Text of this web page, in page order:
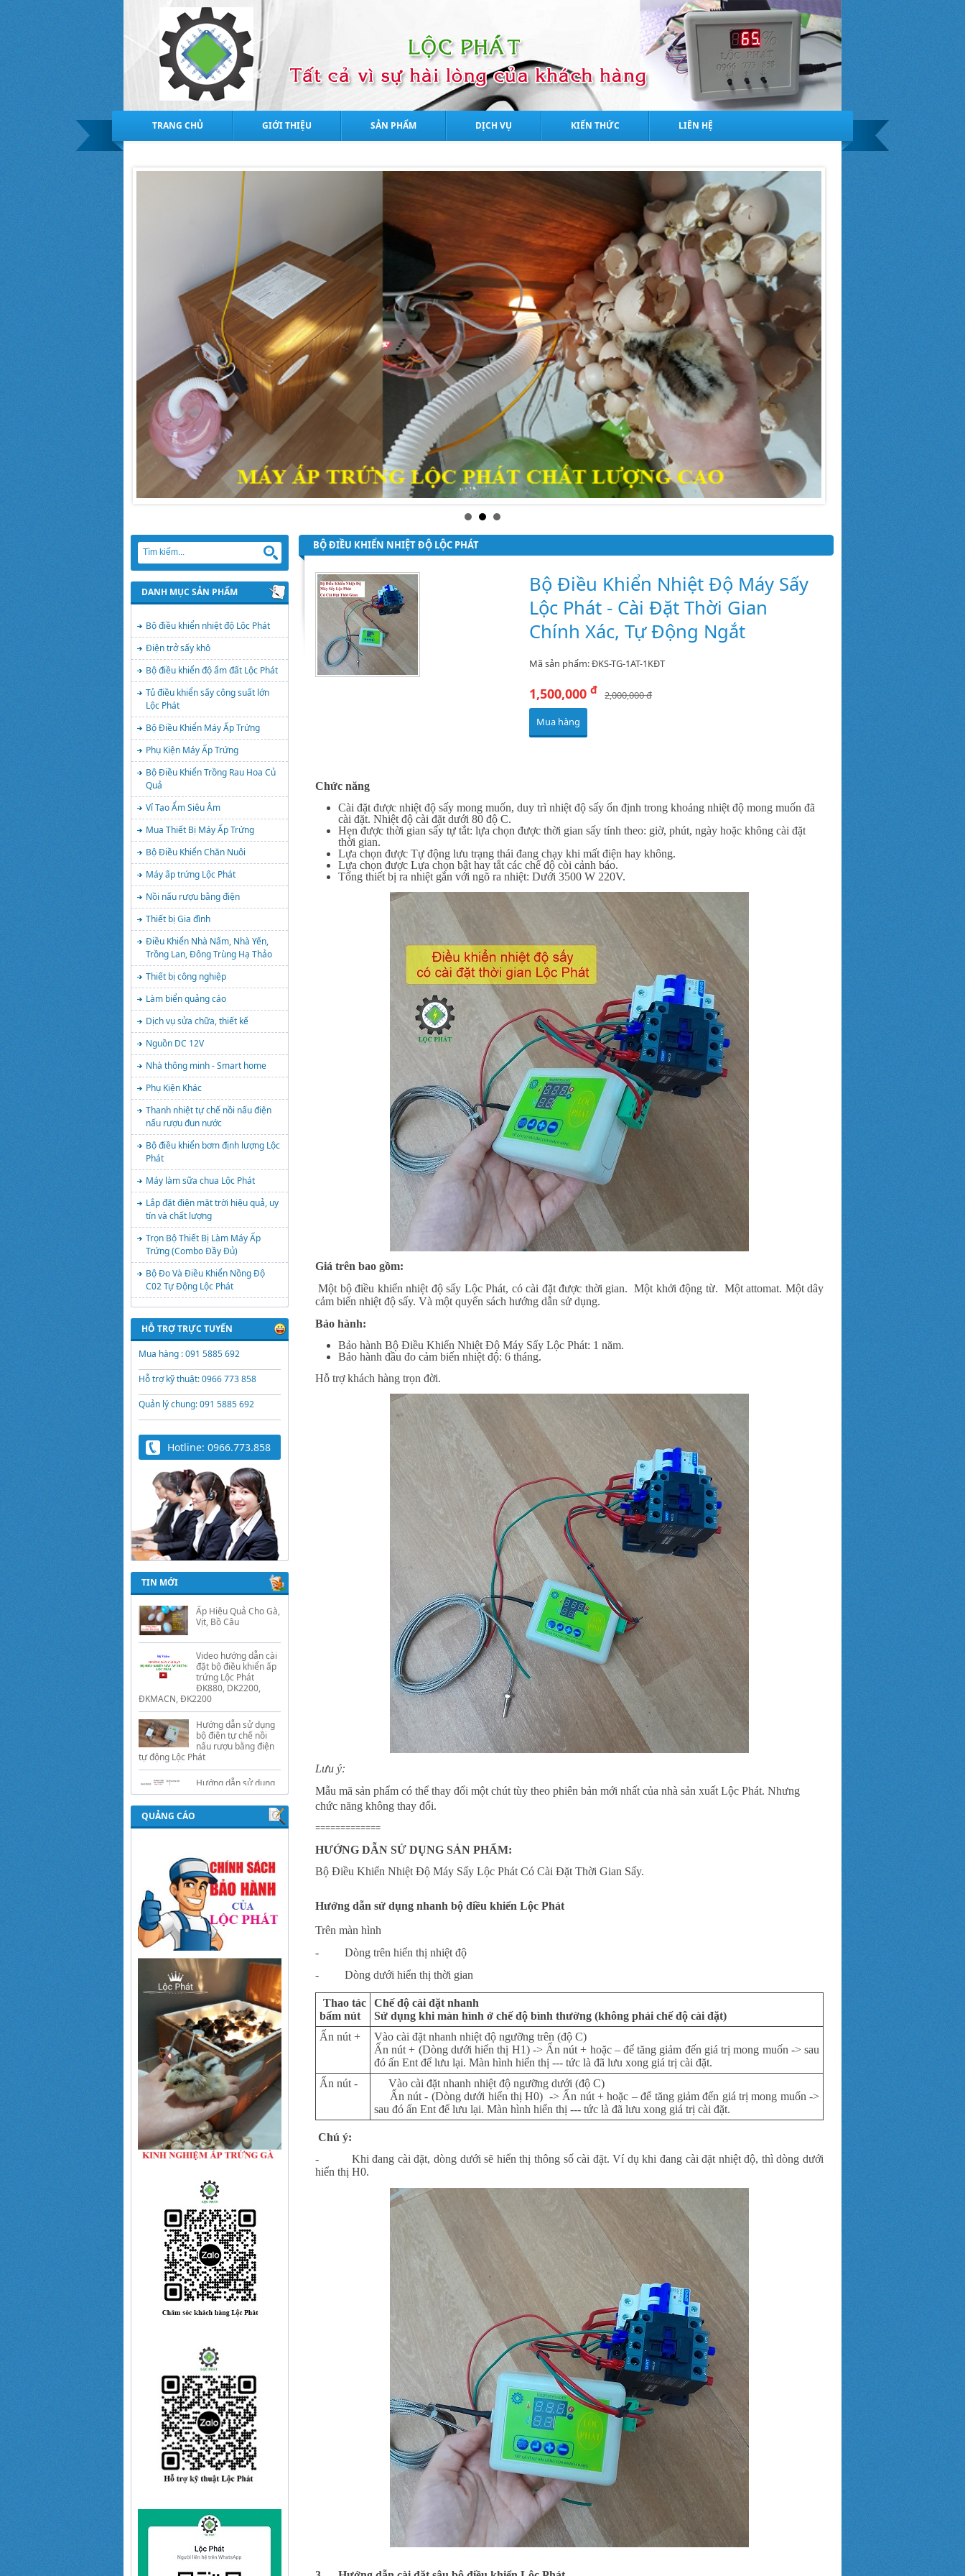
TRANG CHỦ GIỚI THIỆU SẢN PHẨM DỊCH VỤ KIẾN THỨC LIÊN HỆ
BỘ ĐIỀU KHIỂN NHIỆT ĐỘ LỘC PHÁT
Bộ Điều Khiển Nhiệt Độ Máy Sấy
Lộc Phát - Cài Đặt Thời Gian
Chính Xác, Tự Động Ngắt
Mã sản phẩm: ĐKS-TG-1AT-1KĐT
1,500,000đ 2,000,000 đ
Mua hàng
Chức năng
Cài đặt được nhiệt độ sấy mong muốn, duy trì nhiệt độ sấy ổn định trong khoảng nhiệt độ mong muốn đã
cài đặt. Nhiệt độ cài đặt dưới 80 độ C.
Hẹn được thời gian sấy tự tắt: lựa chọn được thời gian sấy tính theo: giờ, phút, ngày hoặc không cài đặt
thời gian.
Lựa chọn được Tự động lưu trạng thái đang chạy khi mất điện hay không.
Lựa chọn được Lựa chọn bật hay tắt các chế độ còi cảnh báo.
Tổng thiết bị ra nhiệt gắn với ngõ ra nhiệt: Dưới 3500 W 220V.
Giá trên bao gồm:
Một bộ điều khiển nhiệt độ sấy Lộc Phát, có cài đặt được thời gian. Một khởi động từ. Một attomat. Một dây
cảm biến nhiệt độ sấy. Và một quyển sách hướng dẫn sử dụng.
Bảo hành:
Bảo hành Bộ Điều Khiển Nhiệt Độ Máy Sấy Lộc Phát: 1 năm.
Bảo hành đầu đo cảm biến nhiệt độ: 6 tháng.
Hỗ trợ khách hàng trọn đời.
Lưu ý:
Mẫu mã sản phẩm có thể thay đổi một chút tùy theo phiên bản mới nhất của nhà sản xuất Lộc Phát. Nhưng
chức năng không thay đổi.
=============
HƯỚNG DẪN SỬ DỤNG SẢN PHẨM:
Bộ Điều Khiển Nhiệt Độ Máy Sấy Lộc Phát Có Cài Đặt Thời Gian Sấy.
Hướng dẫn sử dụng nhanh bộ điều khiển Lộc Phát
Trên màn hình
- Dòng trên hiển thị nhiệt độ
- Dòng dưới hiển thị thời gian
Thao tác
bấm nút
Chế độ cài đặt nhanh
Sử dụng khi màn hình ở chế độ bình thường (không phải chế độ cài đặt)
Ấn nút +
Vào cài đặt nhanh nhiệt độ ngưỡng trên (độ C)
Ấn nút + (Dòng dưới hiển thị H1) -> Ấn nút + hoặc – để tăng giảm đến giá trị mong muốn -> sau
đó ấn Ent để lưu lại. Màn hình hiển thị --- tức là đã lưu xong giá trị cài đặt.
Ấn nút -
Vào cài đặt nhanh nhiệt độ ngưỡng dưới (độ C)
Ấn nút - (Dòng dưới hiển thị H0) -> Ấn nút + hoặc – để tăng giảm đến giá trị mong muốn ->
sau đó ấn Ent để lưu lại. Màn hình hiển thị --- tức là đã lưu xong giá trị cài đặt.
Chú ý:
- Khi đang cài đặt, dòng dưới sẽ hiển thị thông số cài đặt. Ví dụ khi đang cài đặt nhiệt độ, thì dòng dưới
hiển thị H0.
DANH MỤC SẢN PHẨM
Bộ điều khiển nhiệt độ Lộc Phát
Điện trở sấy khô
Bộ điều khiển độ ẩm đất Lộc Phát
Tủ điều khiển sấy công suất lớn
Lộc Phát
Bộ Điều Khiển Máy Ấp Trứng
Phụ Kiện Máy Ấp Trứng
Bộ Điều Khiển Trồng Rau Hoa Củ
Quả
Vỉ Tạo Ẩm Siêu Âm
Mua Thiết Bị Máy Ấp Trứng
Bộ Điều Khiển Chăn Nuôi
Máy ấp trứng Lộc Phát
Nồi nấu rượu bằng điện
Thiết bị Gia đình
Điều Khiển Nhà Nấm, Nhà Yến,
Trồng Lan, Đông Trùng Hạ Thảo
Thiết bị công nghiệp
Làm biển quảng cáo
Dịch vụ sửa chữa, thiết kế
Nguồn DC 12V
Nhà thông minh - Smart home
Phụ Kiện Khác
Thanh nhiệt tự chế nồi nấu điện
nấu rượu đun nước
Bộ điều khiển bơm định lượng Lộc
Phát
Máy làm sữa chua Lộc Phát
Lắp đặt điện mặt trời hiệu quả, uy
tín và chất lượng
Trọn Bộ Thiết Bị Làm Máy Ấp
Trứng (Combo Đầy Đủ)
Bộ Đo Và Điều Khiển Nồng Độ
C02 Tự Động Lộc Phát
HỖ TRỢ TRỰC TUYẾN
Mua hàng : 091 5885 692
Hỗ trợ kỹ thuật: 0966 773 858
Quản lý chung: 091 5885 692
Hotline: 0966.773.858
TIN MỚI
Trứng Giả Lộc Phát
Có Nước - Giải Pháp
Ấp Hiệu Quả Cho Gà,
Vịt, Bồ Câu
Video hướng dẫn cài
đặt bộ điều khiển ấp
ĐK880, DK2200,
ĐKMACN, ĐK2200
Hướng dẫn sử dụng
bộ điện tự chế nồi
nấu rượu bằng điện
tự động Lộc Phát
Hướng dẫn sử dụng
bộ điều khiển ủ sữa
chua công nghiệp
Lộc Phát
Hướng dẫn sử dụng
bộ điều khiển độ ẩm
gold, nhiệt độ và ánh
sáng tự động Lộc
QUẢNG CÁO